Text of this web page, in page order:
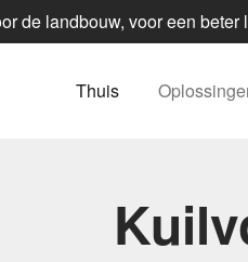
de landbouw, voor een beter
Thuis